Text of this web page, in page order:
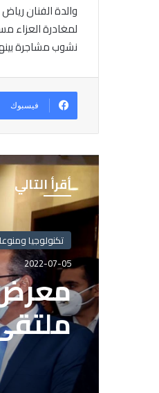
لمغادرة العزاء
نشوب مشاجرة
فيسبوك
أقرأ التالي
تكنولوجيا
2022-07-05
معرض